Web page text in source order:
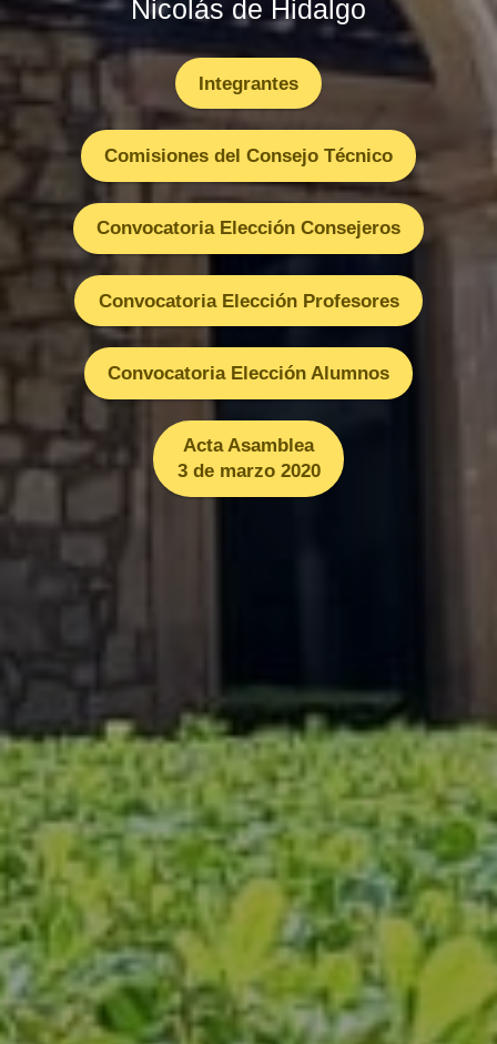
Nicolás de Hidalgo
Integrantes
Comisiones del Consejo Técnico
Convocatoria Elección Consejeros
Convocatoria Elección Profesores
Convocatoria Elección Alumnos
Acta Asamblea
3 de marzo 2020